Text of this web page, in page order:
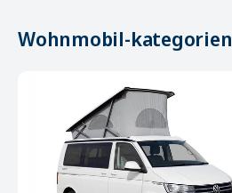
Wohnmobil-kategorien